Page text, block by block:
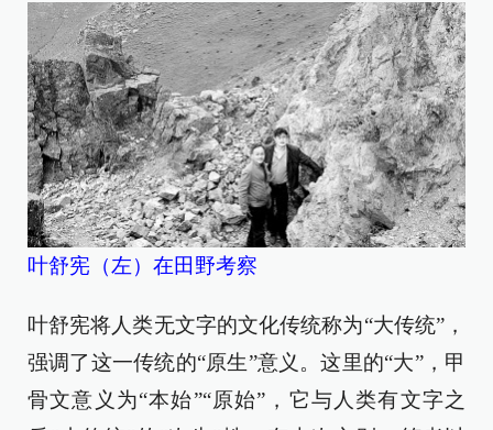
叶舒宪（左）在田野考察
叶舒宪将人类无文字的文化传统称为“大传统”，
强调了这一传统的“原生”意义。这里的“大”，甲
骨文意义为“本始”“原始”，它与人类有文字之